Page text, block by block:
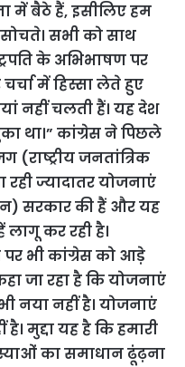
में बैठे हैं, इसीलिए हम
सभी को साथ
के अभिभाषण पर
में हिस्सा लेते हुए
नहीं चलती हैं। यह देश
था।” कांग्रेस ने पिछले
(राष्ट्रीय जनतांत्रिक
ज्यादातर योजनाएं
सरकार की हैं और यह
कर रही है।
पर भी कांग्रेस को आड़े
जा रहा है कि योजनाएं
नया नहीं है। योजनाएं
मुद्दा यह है कि हमारी
का समाधान ढूंढ़ना